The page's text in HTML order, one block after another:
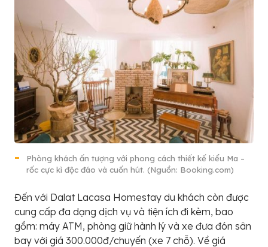
Phòng khách ấn tượng với phong cách thiết kế kiểu Ma –
rốc cực kì độc đáo và cuốn hút. (Nguồn: Booking.com)
Đến với Dalat Lacasa Homestay du khách còn được
cung cấp đa dạng dịch vụ và tiện ích đi kèm, bao
gồm: máy ATM, phòng giữ hành lý và xe đưa đón sân
bay với giá 300.000đ/chuyến (xe 7 chỗ). Về giá